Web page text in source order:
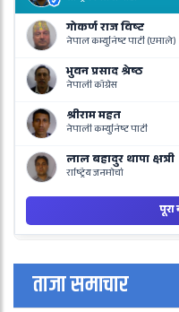
ताजा समाचार